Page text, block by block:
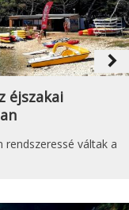
navigate_next
éjszakai
rendszeressé váltak a